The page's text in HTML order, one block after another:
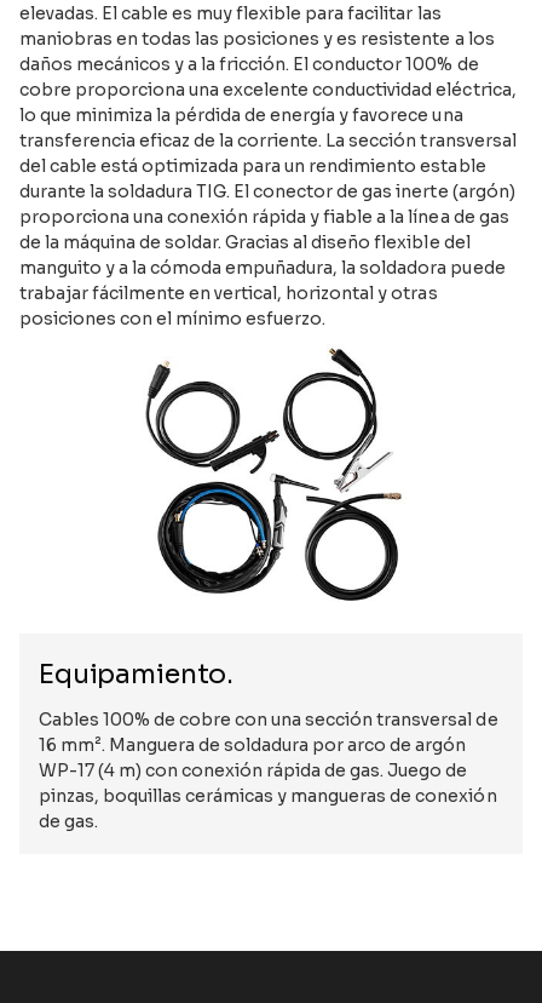
elevadas. El cable es muy flexible para facilitar las
maniobras en todas las posiciones y es resistente a los
daños mecánicos y a la fricción. El conductor 100% de
cobre proporciona una excelente conductividad eléctrica,
lo que minimiza la pérdida de energía y favorece una
transferencia eficaz de la corriente. La sección transversal
del cable está optimizada para un rendimiento estable
durante la soldadura TIG. El conector de gas inerte (argón)
proporciona una conexión rápida y fiable a la línea de gas
de la máquina de soldar. Gracias al diseño flexible del
manguito y a la cómoda empuñadura, la soldadora puede
trabajar fácilmente en vertical, horizontal y otras
posiciones con el mínimo esfuerzo.
Equipamiento.
Cables 100% de cobre con una sección transversal de
16 mm². Manguera de soldadura por arco de argón
WP-17 (4 m) con conexión rápida de gas. Juego de
pinzas, boquillas cerámicas y mangueras de conexión
de gas.